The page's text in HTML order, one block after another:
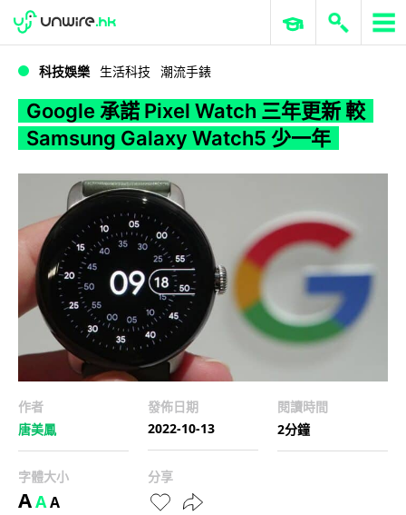
WWDC 2026 ERP 與商業 AI
科技娛樂 生活科技 潮流手錶
Google 承諾 Pixel Watch 三年更新 較
Samsung Galaxy Watch5 少一年
作者
唐美鳳
發佈日期
2022-10-13
閱讀時間
2分鐘
字體大小
AAA
分享